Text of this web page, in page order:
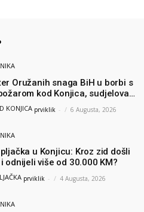
Oružanih snaga BiH u borbi s
kod Konjica, sudjelovao
KONJICA prviklik - 6 Augusta, 2026
u Konjicu: Kroz zid došli
odnijeli više od 30.000 KM?
prviklik - 4 Augusta, 2026